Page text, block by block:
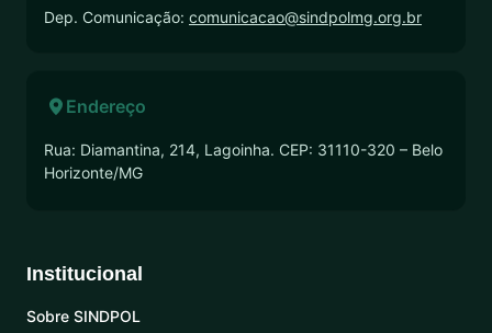
Dep. Comunicação: comunicacao@sindpolmg.org.br
Endereço
Rua: Diamantina, 214, Lagoinha. CEP: 31110-320 – Belo
Horizonte/MG
Institucional
Sobre SINDPOL